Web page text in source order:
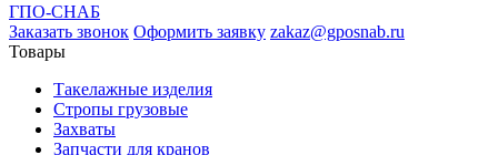
ГПО-СНАБ
Заказать звонок Оформить заявку zakaz@gposnab.ru
Товары
Такелажные изделия
Стропы грузовые
Захваты
Запчасти для кранов